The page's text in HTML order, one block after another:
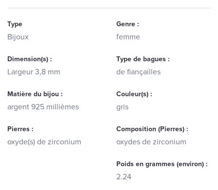
Type
Bijoux
Genre :
femme
Dimension(s) :
Largeur 3,8 mm
Type de bagues :
de fiançailles
Matière du bijou :
argent 925 millièmes
Couleur(s) :
gris
Pierres :
oxyde(s) de zirconium
Composition (Pierres) :
oxydes de zirconium
Poids en grammes (environ) :
2.24